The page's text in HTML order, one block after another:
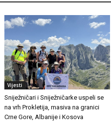
Vijesti
Sniježničari i Sniježničarke uspeli se
na vrh Prokletija, masiva na granici
Crne Gore, Albanije i Kosova